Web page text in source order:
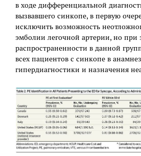
в ходе дифференциальной
вызвавшего синкопе, в первую
исключить возможность
эмболии легочной артерии, но при
распространенности в данной
всех пациентов с синкопе в
гипердиагностики и назначения